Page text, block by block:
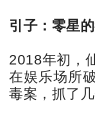
引子：零星的
2018年初，
在娱乐场所
毒案，抓了